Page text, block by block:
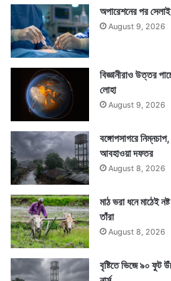
অপারেশনের পর
August 9, 2026
বিজ্ঞানীরাও উত্তর
লোহা
August 9, 2026
বঙ্গোপসাগরে
আবহাওয়া দফতর
August 8, 2026
মাঠ ভরা ধনে মাঠেই
তাঁরা
August 8, 2026
বৃষ্টিতে ভিজে ৯০ ফুট